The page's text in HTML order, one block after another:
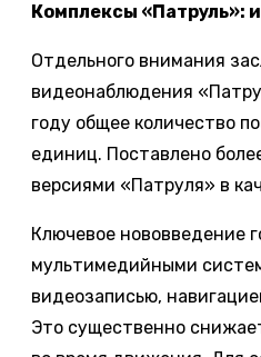
Комплексы «Патруль»:
Отдельного внимания
видеонаблюдения
году общее количество
единиц. Поставлено
версиями «Патруля» в
Ключевое нововведение
мультимедийными
видеозаписью,
Это существенно